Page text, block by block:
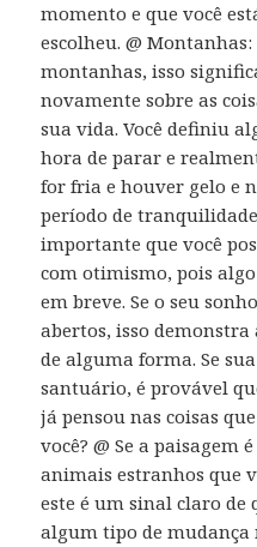
momento e que você
escolheu. @ Montanhas:
montanhas, isso
novamente sobre as
sua vida. Você definiu
hora de parar e
for fria e houver gelo e
período de
importante que você
com otimismo, pois
em breve. Se o seu
abertos, isso demonstra
de alguma forma. Se
santuário, é provável
já pensou nas coisas
você? @ Se a paisagem
animais estranhos que
este é um sinal claro de
algum tipo de mudança